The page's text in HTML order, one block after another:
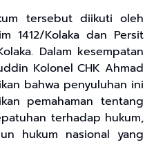
tersebut diikuti oleh
1412/Kolaka dan Persit
Dalam kesempatan
Kolonel CHK Ahmad
bahwa penyuluhan ini
pemahaman tentang
terhadap hukum,
hukum nasional yang